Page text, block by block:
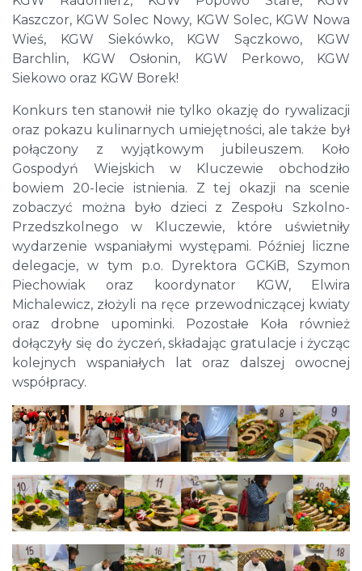
Kaszczor, KGW Solec Nowy, KGW Solec, KGW Nowa
Wieś, KGW Siekówko, KGW Sączkowo, KGW
Barchlin, KGW Osłonin, KGW Perkowo, KGW
Siekowo oraz KGW Borek!
Konkurs ten stanowił nie tylko okazję do rywalizacji
oraz pokazu kulinarnych umiejętności, ale także był
połączony z wyjątkowym jubileuszem. Koło
Gospodyń Wiejskich w Kluczewie obchodziło
bowiem 20-lecie istnienia. Z tej okazji na scenie
zobaczyć można było dzieci z Zespołu Szkolno-
Przedszkolnego w Kluczewie, które uświetniły
wydarzenie wspaniałymi występami. Później liczne
delegacje, w tym p.o. Dyrektora GCKiB, Szymon
Piechowiak oraz koordynator KGW, Elwira
Michalewicz, złożyli na ręce przewodniczącej kwiaty
oraz drobne upominki. Pozostałe Koła również
dołączyły się do życzeń, składając gratulacje i życząc
kolejnych wspaniałych lat oraz dalszej owocnej
współpracy.